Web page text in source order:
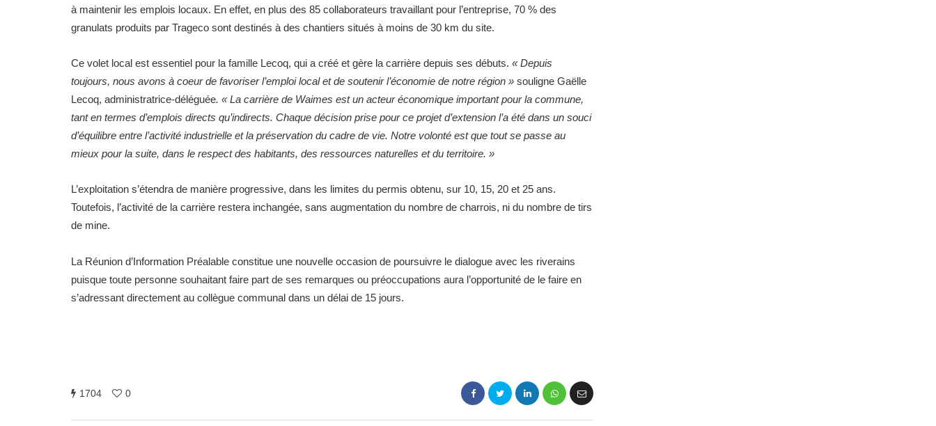
à maintenir les emplois locaux. En effet, en plus des 85 collaborateurs travaillant pour l’entreprise, 70 % des
granulats produits par Trageco sont destinés à des chantiers situés à moins de 30 km du site.
Ce volet local est essentiel pour la famille Lecoq, qui a créé et gère la carrière depuis ses débuts. « Depuis
toujours, nous avons à coeur de favoriser l’emploi local et de soutenir l’économie de notre région » souligne Gaëlle
Lecoq, administratrice-déléguée. « La carrière de Waimes est un acteur économique important pour la commune,
tant en termes d’emplois directs qu’indirects. Chaque décision prise pour ce projet d’extension l’a été dans un souci
d’équilibre entre l’activité industrielle et la préservation du cadre de vie. Notre volonté est que tout se passe au
mieux pour la suite, dans le respect des habitants, des ressources naturelles et du territoire. »
L’exploitation s’étendra de manière progressive, dans les limites du permis obtenu, sur 10, 15, 20 et 25 ans.
Toutefois, l’activité de la carrière restera inchangée, sans augmentation du nombre de charrois, ni du nombre de tirs
de mine.
La Réunion d’Information Préalable constitue une nouvelle occasion de poursuivre le dialogue avec les riverains
puisque toute personne souhaitant faire part de ses remarques ou préoccupations aura l’opportunité de le faire en
s’adressant directement au collègue communal dans un délai de 15 jours.
1704 0